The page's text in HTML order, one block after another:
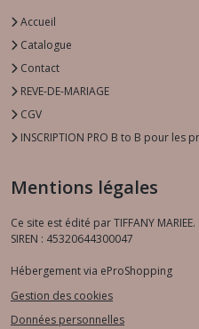
Accueil
Catalogue
Contact
REVE-DE-MARIAGE
CGV
INSCRIPTION PRO B to B pour les
Mentions légales
Ce site est édité par TIFFANY MARIEE.
SIREN : 45320644300047
Hébergement via eProShopping
Gestion des cookies
Données personnelles